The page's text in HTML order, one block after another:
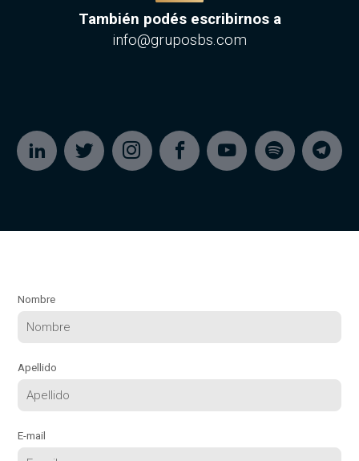
También podés escribirnos a
info@gruposbs.com
Nombre
Apellido
E-mail